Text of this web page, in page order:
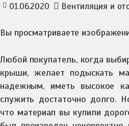
01.06.2020 Вентиляция и
Вы просматриваете
Любой покупатель, когда
крыши, желает подыскать
надежным, иметь высокое
служить достаточно долго.
что материал вы купили